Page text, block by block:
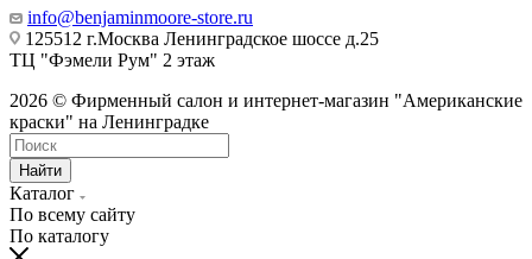
info@benjaminmoore-store.ru
125512 г.Москва Ленинградское шоссе д.25
ТЦ "Фэмели Рум" 2 этаж
2026 © Фирменный салон и интернет-магазин "Американские
краски" на Ленинградке
Найти
Каталог
По всему сайту
По каталогу